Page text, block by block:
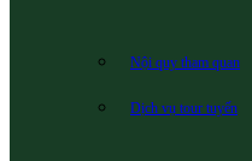
Nội quy tham quan
Dịch vụ tour tuyến